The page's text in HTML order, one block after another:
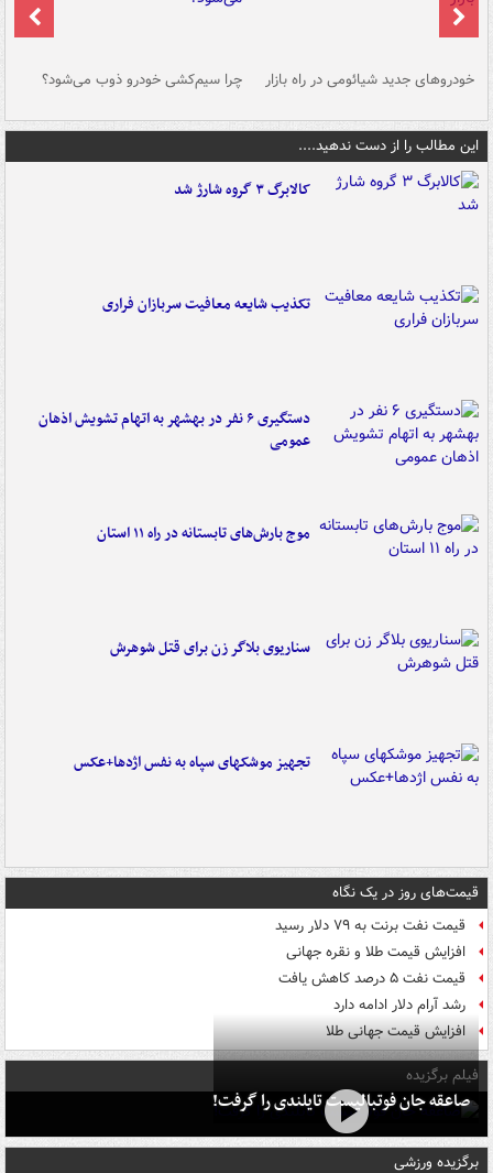
خودروهای جدید شیائومی در راه بازار چرا سیم‌کشی خودرو ذوب می‌شود؟
این مطالب را از دست ندهید....
کالابرگ ۳ گروه شارژ شد
تکذیب شایعه معافیت سربازان فراری
دستگیری ۶ نفر در بهشهر به اتهام تشویش اذهان
عمومی
موج بارش‌های تابستانه در راه ۱۱ استان
سناریوی بلاگر زن برای قتل شوهرش
تجهیز موشکهای سپاه به نفس اژدها+عکس
قیمت‌های روز در یک نگاه
قیمت نفت برنت به ۷۹ دلار رسید
افزایش قیمت طلا و نقره جهانی
قیمت نفت ۵ درصد کاهش یافت
رشد آرام دلار ادامه دارد
افزایش قیمت جهانی طلا
فیلم برگزیده
صاعقه جان فوتبالیست تایلندی را گرفت!
برگزیده ورزشی